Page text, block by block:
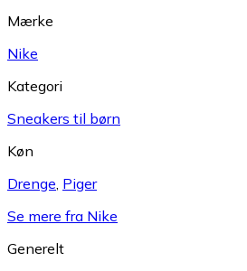
Mærke
Nike
Kategori
Sneakers til børn
Køn
Drenge, Piger
Se mere fra Nike
Generelt